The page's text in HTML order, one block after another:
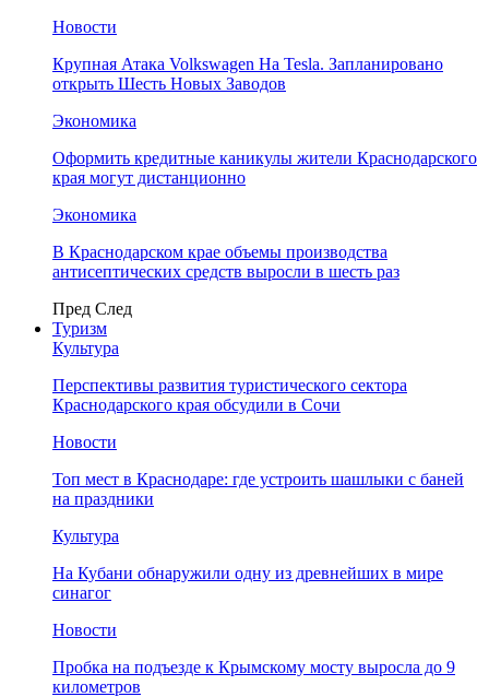
Новости
Крупная Атака Volkswagen На Tesla. Запланировано
открыть Шесть Новых Заводов
Экономика
Оформить кредитные каникулы жители Краснодарского
края могут дистанционно
Экономика
В Краснодарском крае объемы производства
антисептических средств выросли в шесть раз
Пред След
Туризм
Культура
Перспективы развития туристического сектора
Краснодарского края обсудили в Сочи
Новости
Топ мест в Краснодаре: где устроить шашлыки с баней
на праздники
Культура
На Кубани обнаружили одну из древнейших в мире
синагог
Новости
Пробка на подъезде к Крымскому мосту выросла до 9
километров